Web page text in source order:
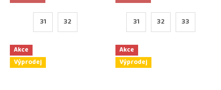
31 32 31 32 33
Akce
Výprodej
Akce
Výprodej